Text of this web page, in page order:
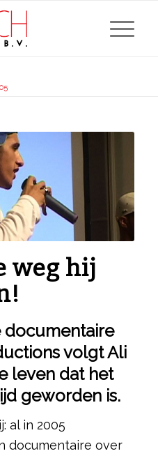
weg hij
documentaire
volgt Ali
leven dat het
geworden is.
al in 2005
documentaire over